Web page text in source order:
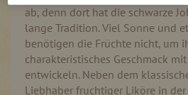
ab, denn dort hat die schwarze
lange Tradition. Viel Sonne und
benötigen die Früchte nicht, um
charakteristisches Geschmack
entwickeln. Neben dem
Liebhaber fruchtiger Liköre in